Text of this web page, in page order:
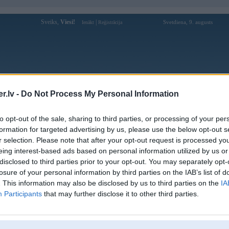
- Do Not Process My Personal Information
opt-out of the sale, sharing to third parties, or processing of your
for targeted advertising by us, please use the below opt-out
selection. Please note that after your opt-out request is processed
interest-based ads based on personal information utilized by us
to third parties prior to your opt-out. You may separately
of your personal information by third parties on the IAB’s list of
This information may also be disclosed by us to third parties on the
Participants that may further disclose it to other third parties.
Sveiks, Viesi! Ienākt Reģistrācija Svetdiena, 9. augusts
Forums Galerijas Reģistrācija Lietotāji
Lietotāja Tetra profils
Pēdējo reizi manīts: 19. May 2026, 14:22
Lietotājvārds:
Tetra
Ziņojumi forumā:
0
[Pēdējie ziņojumi forumā]